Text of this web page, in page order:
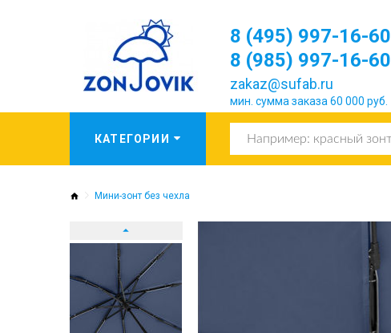
8 (495) 997-16-60
8 (985) 997-16-60
zakaz@sufab.ru
мин. сумма заказа 60 000 руб.
Мини-зонт без чехла